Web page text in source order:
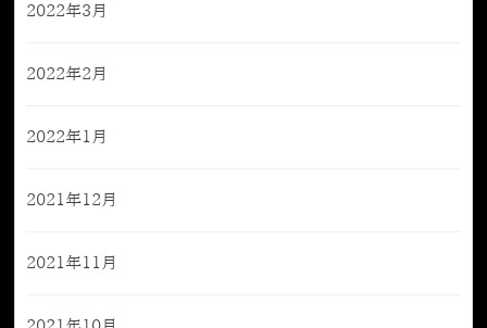
2022年3月
2022年2月
2022年1月
2021年12月
2021年11月